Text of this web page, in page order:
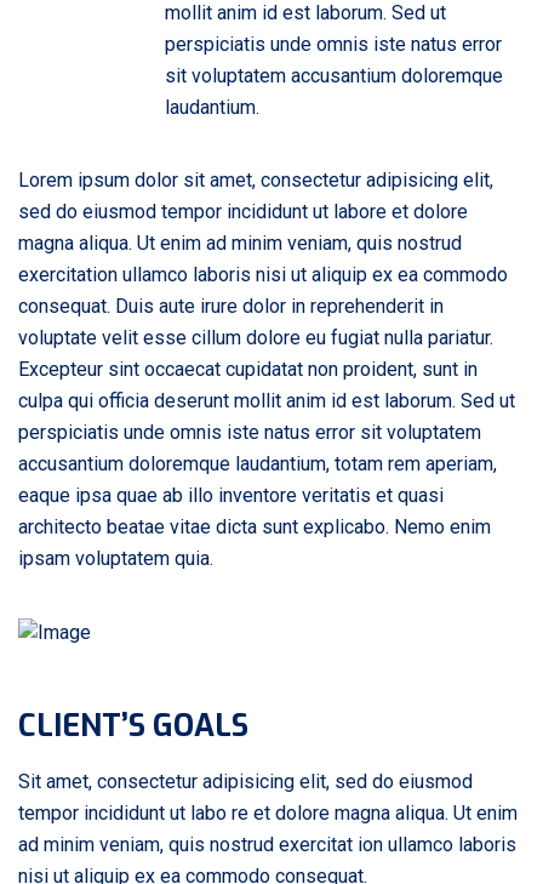
mollit anim id est laborum. Sed ut
perspiciatis unde omnis iste natus error
sit voluptatem accusantium doloremque
laudantium.
Lorem ipsum dolor sit amet, consectetur adipisicing elit,
sed do eiusmod tempor incididunt ut labore et dolore
magna aliqua. Ut enim ad minim veniam, quis nostrud
exercitation ullamco laboris nisi ut aliquip ex ea commodo
consequat. Duis aute irure dolor in reprehenderit in
voluptate velit esse cillum dolore eu fugiat nulla pariatur.
Excepteur sint occaecat cupidatat non proident, sunt in
culpa qui officia deserunt mollit anim id est laborum. Sed ut
perspiciatis unde omnis iste natus error sit voluptatem
accusantium doloremque laudantium, totam rem aperiam,
eaque ipsa quae ab illo inventore veritatis et quasi
architecto beatae vitae dicta sunt explicabo. Nemo enim
ipsam voluptatem quia.
CLIENT’S GOALS
Sit amet, consectetur adipisicing elit, sed do eiusmod
tempor incididunt ut labo re et dolore magna aliqua. Ut enim
ad minim veniam, quis nostrud exercitat ion ullamco laboris
nisi ut aliquip ex ea commodo consequat.